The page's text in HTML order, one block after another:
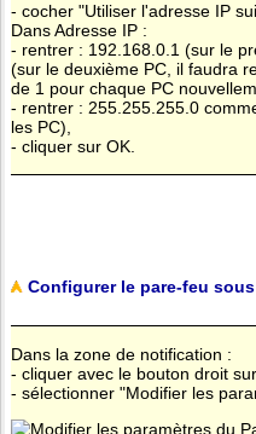
- cocher "Utiliser l'adresse IP
Dans Adresse IP :
- rentrer : 192.168.0.1 (sur le
(sur le deuxième PC, il faudra
de 1 pour chaque PC
- rentrer : 255.255.255.0
les PC),
- cliquer sur OK.
Configurer le pare-feu
Dans la zone de notification :
- cliquer avec le bouton droit
- sélectionner "Modifier les